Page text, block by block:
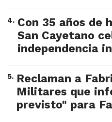
4. Con 35 años de
San Cayetano
independencia
5. Reclaman a
Militares que
previsto" para